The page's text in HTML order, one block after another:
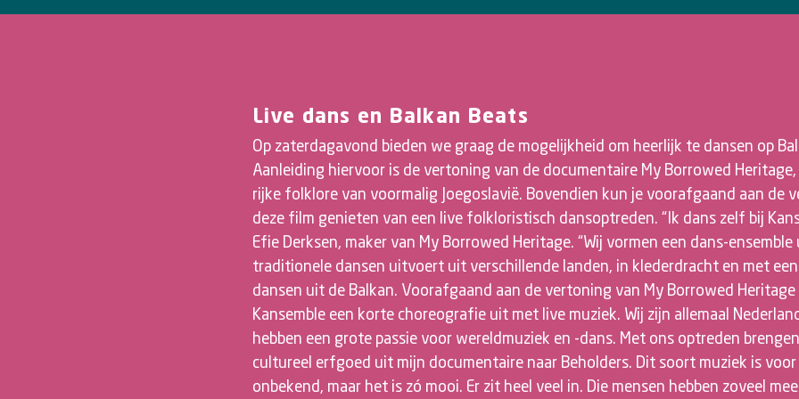
Live dans en Balkan Beats
Op zaterdagavond bieden we graag de mogelijkheid om heerlijk te dansen op
Aanleiding hiervoor is de vertoning van de documentaire My Borrowed
rijke folklore van voormalig Joegoslavië. Bovendien kun je voorafgaand aan de
deze film genieten van een live folkloristisch dansoptreden. “Ik dans zelf bij
Efie Derksen, maker van My Borrowed Heritage. “Wij vormen een dans-
traditionele dansen uitvoert uit verschillende landen, in klederdracht en met
dansen uit de Balkan. Voorafgaand aan de vertoning van My Borrowed
Kansemble een korte choreografie uit met live muziek. Wij zijn allemaal
hebben een grote passie voor wereldmuziek en -dans. Met ons optreden
cultureel erfgoed uit mijn documentaire naar Beholders. Dit soort muziek is voor
onbekend, maar het is zó mooi. Er zit heel veel in. Die mensen hebben zoveel